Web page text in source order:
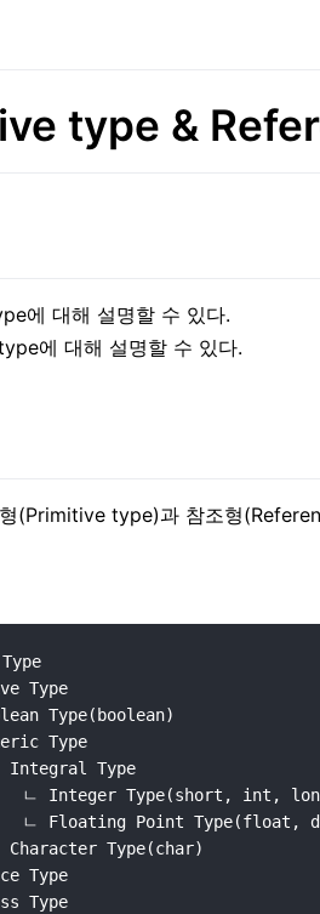
type &
에 대해 설명할 수 있다.
에 대해 설명할 수 있다.
(Primitive type)과 참조형
Type
Type(boolean)
Type
Integral Type
ㄴ Integer Type(short, int,
ㄴ Floating Point Type(float,
Character Type(char)
Type
Type